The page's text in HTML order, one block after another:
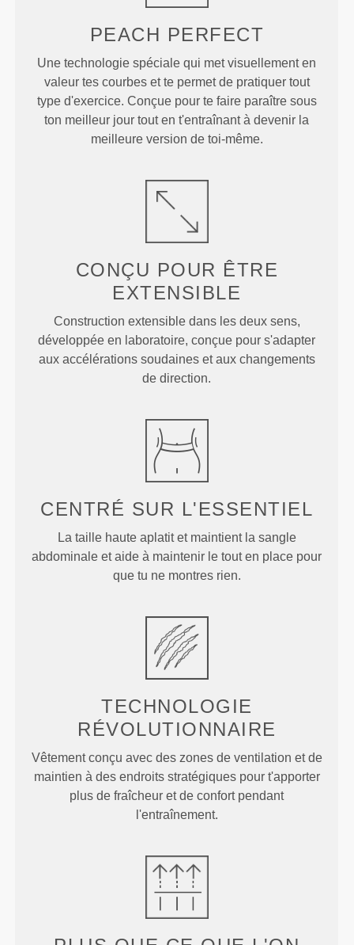
PEACH PERFECT
Une technologie spéciale qui met visuellement en
valeur tes courbes et te permet de pratiquer tout
type d'exercice. Conçue pour te faire paraître sous
ton meilleur jour tout en t'entraînant à devenir la
meilleure version de toi-même.
CONÇU POUR ÊTRE
EXTENSIBLE
Construction extensible dans les deux sens,
développée en laboratoire, conçue pour s'adapter
aux accélérations soudaines et aux changements
de direction.
CENTRÉ SUR L'ESSENTIEL
La taille haute aplatit et maintient la sangle
abdominale et aide à maintenir le tout en place pour
que tu ne montres rien.
TECHNOLOGIE
RÉVOLUTIONNAIRE
Vêtement conçu avec des zones de ventilation et de
maintien à des endroits stratégiques pour t'apporter
plus de fraîcheur et de confort pendant
l'entraînement.